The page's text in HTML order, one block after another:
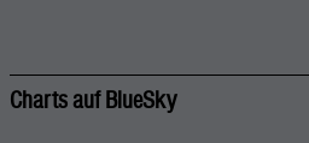
Charts auf BlueSky